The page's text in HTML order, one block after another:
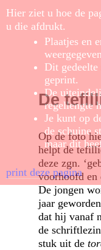
Hier ziet u hoe de
u die afdrukt.
Plaatjes en
Dit
geprint.
De
regellengte
Je kunt op
de schuine
maar dit
print deze pagina
De
Op de foto
helpt de
deze zgn.
voorhoofd
De jongen
jaar
dat hij vanaf
de
stuk uit de